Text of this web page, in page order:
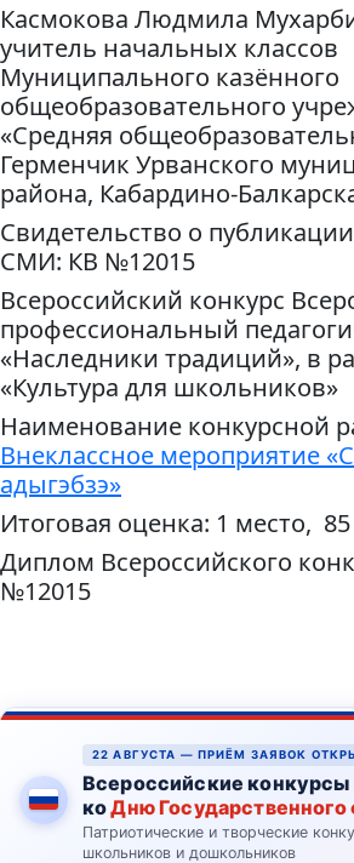
Касмокова Людмила
учитель начальных классов
Муниципального казённого
общеобразовательного
«Средняя
Герменчик Урванского
района, Кабардино-
Свидетельство о
СМИ: КВ №12015
Всероссийский конкурс
профессиональный
«Наследники традиций», в
«Культура для школьников»
Наименование конкурсной
Внеклассное мероприятие
адыгэбзэ»
Итоговая оценка: 1 место,
Диплом Всероссийского
№12015
22 АВГУСТА — ПРИЁМ ЗАЯВОК
Всероссийские конкурсы
коДню Государственного
Патриотические и творческие
школьников и дошкольников